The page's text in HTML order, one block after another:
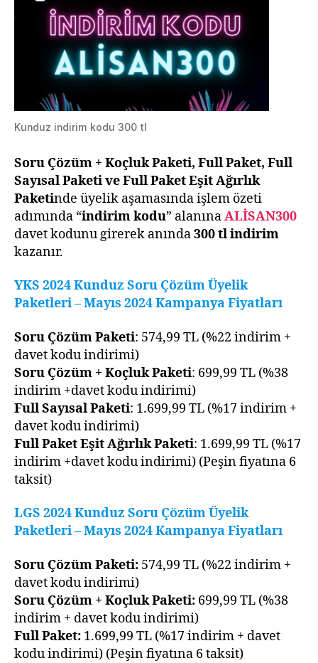
Kunduz indirim kodu 300 tl
Soru Çözüm + Koçluk Paketi, Full Paket, Full
Sayısal Paketi ve Full Paket Eşit Ağırlık
Paketinde üyelik aşamasında işlem özeti
adımında “indirim kodu” alanınaALİSAN300
davet kodunu girerek anında300 tl indirim
kazanır.
YKS 2024 Kunduz Soru Çözüm Üyelik
Paketleri – Mayıs 2024 Kampanya Fiyatları
Soru Çözüm Paketi: 574,99 TL (%22 indirim +
davet kodu indirimi)
Soru Çözüm + Koçluk Paketi: 699,99 TL (%38
indirim +davet kodu indirimi)
Full Sayısal Paketi: 1.699,99 TL (%17 indirim +
davet kodu indirimi)
Full Paket Eşit Ağırlık Paketi: 1.699,99 TL (%17
indirim +davet kodu indirimi) (Peşin fiyatına 6
taksit)
LGS 2024 Kunduz Soru Çözüm Üyelik
Paketleri – Mayıs 2024 Kampanya Fiyatları
Soru Çözüm Paketi: 574,99 TL (%22 indirim +
davet kodu indirimi)
Soru Çözüm + Koçluk Paketi: 699,99 TL (%38
indirim + davet kodu indirimi)
Full Paket: 1.699,99 TL (%17 indirim + davet
kodu indirimi) (Peşin fiyatına 6 taksit)